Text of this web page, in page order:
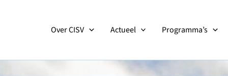
Over CISV Actueel Programma’s